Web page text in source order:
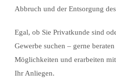
Abbruch und der Entsorgung
Egal, ob Sie Privatkunde sind
Gewerbe suchen – gerne
Möglichkeiten und erarbeiten
Ihr Anliegen.